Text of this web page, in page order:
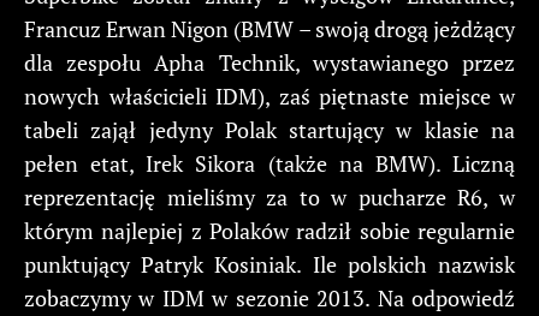
Francuz Erwan Nigon (BMW – swoją drogą jeżdżący
dla zespołu Apha Technik, wystawianego przez
nowych właścicieli IDM), zaś piętnaste miejsce w
tabeli zajął jedyny Polak startujący w klasie na
pełen etat, Irek Sikora (także na BMW). Liczną
reprezentację mieliśmy za to w pucharze R6, w
którym najlepiej z Polaków radził sobie regularnie
punktujący Patryk Kosiniak. Ile polskich nazwisk
zobaczymy w IDM w sezonie 2013. Na odpowiedź